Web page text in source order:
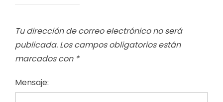
Tu dirección de correo electrónico no será
publicada. Los campos obligatorios están
marcados con *
Mensaje: